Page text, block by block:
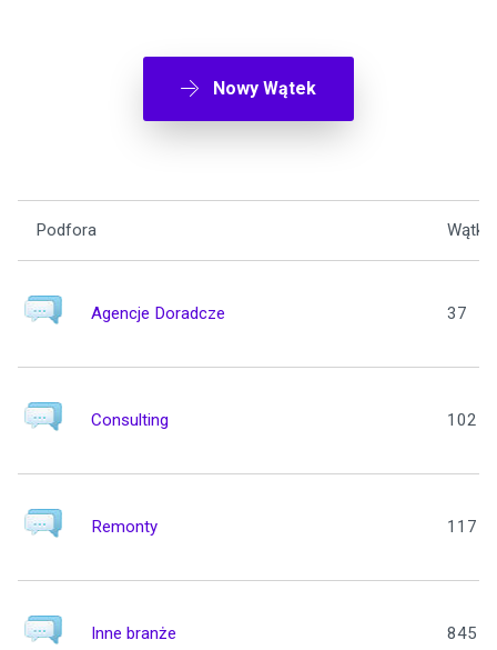
Nowy Wątek
Podfora Wątki
Agencje Doradcze 37
Consulting 102
Remonty 117
Inne branże 845